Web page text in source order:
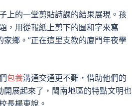
上的一堂剪貼詩課的結果展現。孩
，用從報紙上剪下的圖和字來寫
鄉。”正在這里支教的廈門年夜學
包養溝通交通更不難，借助他們的
開展起來了，閩南地區的特點文明也
長楊東說。